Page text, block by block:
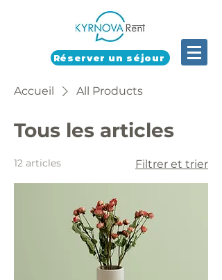
Réserver un séjour
Accueil All Products
Tous les articles
12 articles Filtrer et trier